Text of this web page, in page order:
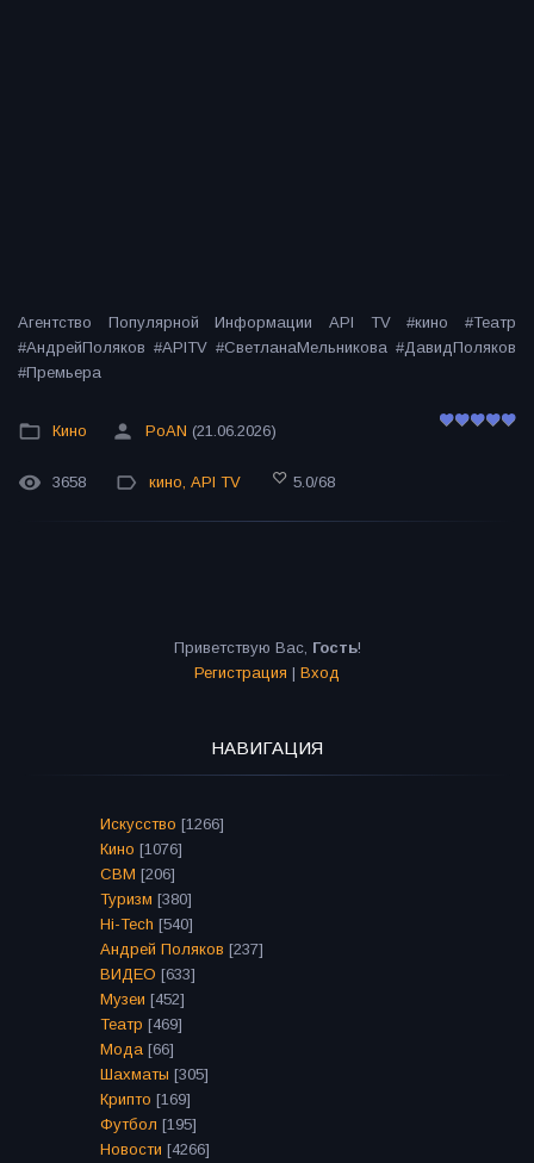
Агентство Популярной Информации API TV #кино #Театр
#АндрейПоляков #APITV #СветланаМельникова #ДавидПоляков
#Премьера
Кино PoAN (21.06.2026)
3658 кино, API TV 5.0/68
Приветствую Вас, Гость!
Регистрация | Вход
НАВИГАЦИЯ
Искусство [1266]
Кино [1076]
СВМ [206]
Туризм [380]
Hi-Tech [540]
Андрей Поляков [237]
ВИДЕО [633]
Музеи [452]
Театр [469]
Мода [66]
Шахматы [305]
Крипто [169]
Футбол [195]
Новости [4266]